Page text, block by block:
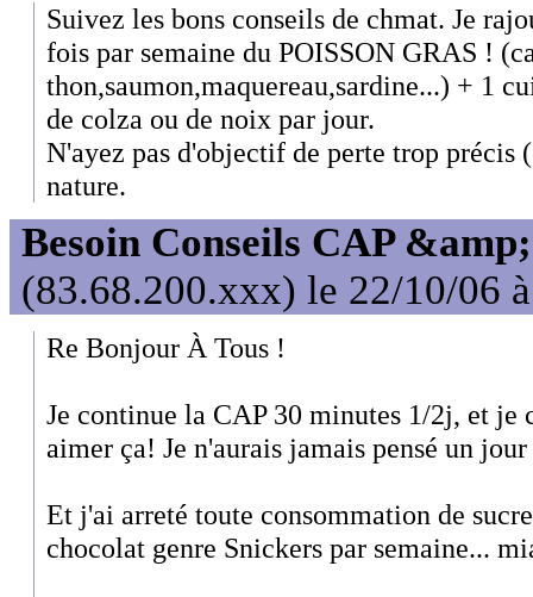
Suivez les bons conseils de chmat. Je
fois par semaine du POISSON GRAS !
thon,saumon,maquereau,sardine...) + 1
de colza ou de noix par jour.
N'ayez pas d'objectif de perte trop précis
nature.
Besoin Conseils CAP
(83.68.200.xxx) le 22/10/06
Re Bonjour À Tous !
Je continue la CAP 30 minutes 1/2j, et je
aimer ça! Je n'aurais jamais pensé un
Et j'ai arreté toute consommation de
chocolat genre Snickers par semaine...